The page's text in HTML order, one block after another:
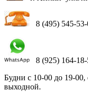
8 (495) 545-
8 (925) 164-
Будни с 10-00 до 19-00,
выходной.